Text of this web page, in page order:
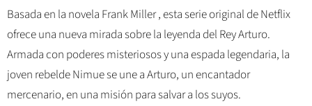
Basada en la novela Frank Miller , esta serie original de Netflix
ofrece una nueva mirada sobre la leyenda del Rey Arturo.
Armada con poderes misteriosos y una espada legendaria, la
joven rebelde Nimue se une a Arturo, un encantador
mercenario, en una misión para salvar a los suyos.